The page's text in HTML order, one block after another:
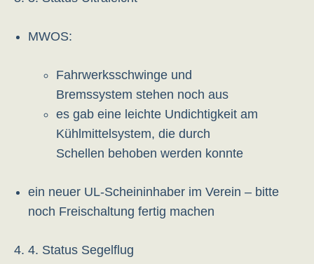
MWOS:
Fahrwerksschwinge und
Bremssystem stehen noch aus
es gab eine leichte Undichtigkeit am
Kühlmittelsystem, die durch
Schellen behoben werden konnte
ein neuer UL-Scheininhaber im Verein – bitte
noch Freischaltung fertig machen
4. Status Segelflug